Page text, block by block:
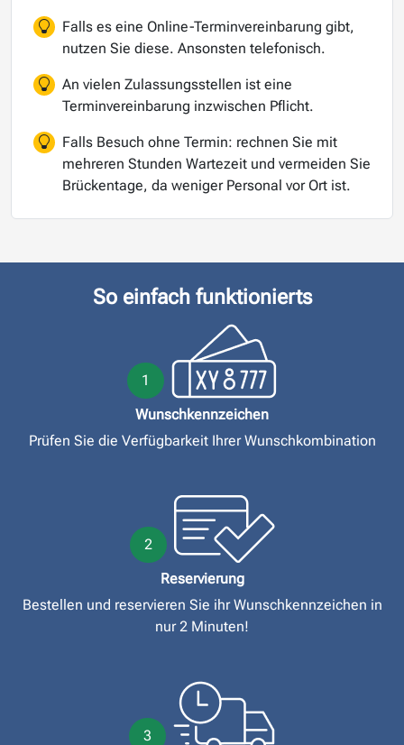
Falls es eine Online-Terminvereinbarung gibt,
nutzen Sie diese. Ansonsten telefonisch.
An vielen Zulassungsstellen ist eine
Terminvereinbarung inzwischen Pflicht.
Falls Besuch ohne Termin: rechnen Sie mit
mehreren Stunden Wartezeit und vermeiden Sie
Brückentage, da weniger Personal vor Ort ist.
So einfach funktionierts
1
Wunschkennzeichen
Prüfen Sie die Verfügbarkeit Ihrer Wunschkombination
2
Reservierung
Bestellen und reservieren Sie ihr Wunschkennzeichen in
nur 2 Minuten!
3